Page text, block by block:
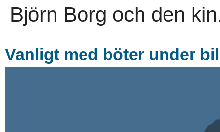
Björn Borg och den
Vanligt med böter under